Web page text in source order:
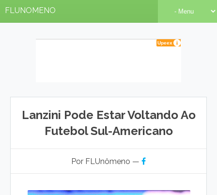
FLUNOMENO
Lanzini Pode Estar Voltando Ao
Futebol Sul-Americano
Por FLUnômeno —